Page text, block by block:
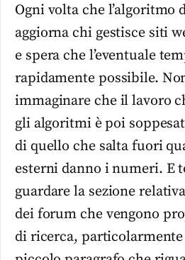
Ogni volta che l’algoritmo
aggiorna chi gestisce siti
e spera che l’eventuale
rapidamente possibile.
immaginare che il lavoro
gli algoritmi è poi
di quello che salta fuori
esterni danno i numeri. E
guardare la sezione
dei forum che vengono
di ricerca,